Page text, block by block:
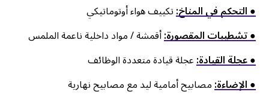
● التحكم في المناخ:تكييف هواء أوتوماتيكي
● تشطيبات المقصورة:أقمشة / مواد داخلية ناعمة الملمس
● عجلة القيادة:عجلة قيادة متعددة الوظائف
● الإضاءة:مصابيح أمامية ليد مع مصابيح نهارية